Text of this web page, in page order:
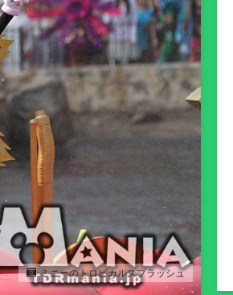
ミニーのトロピカルスプラッシュ